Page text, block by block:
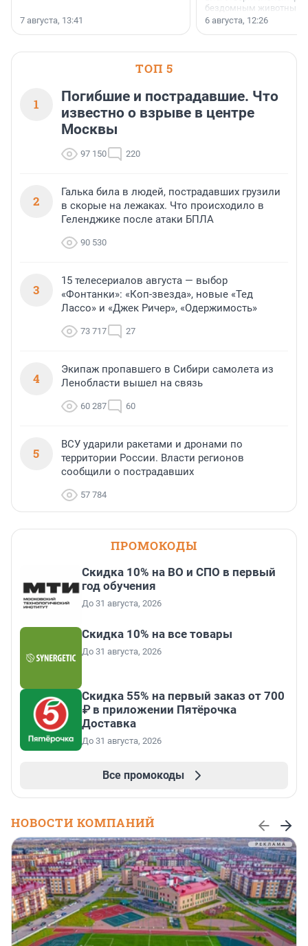
7 августа, 13:41
бездомным животным
заключили соглашение
6 августа, 12:26
ТОП 5
1
Погибшие и пострадавшие. Что
известно о взрыве в центре
Москвы
97 150 220
2
Галька била в людей, пострадавших грузили
в скорые на лежаках. Что происходило в
Геленджике после атаки БПЛА
90 530
3
15 телесериалов августа — выбор
«Фонтанки»: «Коп-звезда», новые «Тед
Лассо» и «Джек Ричер», «Одержимость»
73 717 27
4
Экипаж пропавшего в Сибири самолета из
Ленобласти вышел на связь
60 287 60
5
ВСУ ударили ракетами и дронами по
территории России. Власти регионов
сообщили о пострадавших
57 784
ПРОМОКОДЫ
Скидка 10% на ВО и СПО в первый
год обучения
До 31 августа, 2026
Скидка 10% на все товары
До 31 августа, 2026
Скидка 55% на первый заказ от 700
₽ в приложении Пятёрочка
Доставка
До 31 августа, 2026
Все промокоды
НОВОСТИ КОМПАНИЙ